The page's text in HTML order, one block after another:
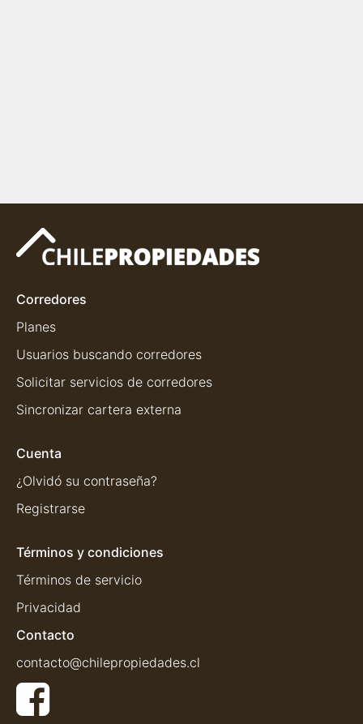
Corredores
Planes
Usuarios buscando corredores
Solicitar servicios de corredores
Sincronizar cartera externa
Cuenta
¿Olvidó su contraseña?
Registrarse
Términos y condiciones
Términos de servicio
Privacidad
Contacto
contacto@chilepropiedades.cl